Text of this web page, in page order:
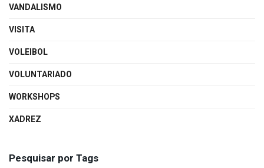
VANDALISMO
VISITA
VOLEIBOL
VOLUNTARIADO
WORKSHOPS
XADREZ
Pesquisar por Tags